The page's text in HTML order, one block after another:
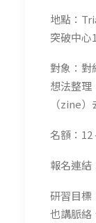
地點：
突破中心1
對象：對
想法整理
（zine
名額：12
報名連結
研習目標
也講脈絡